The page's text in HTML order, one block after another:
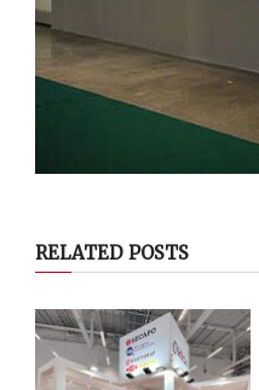
RELATED POSTS